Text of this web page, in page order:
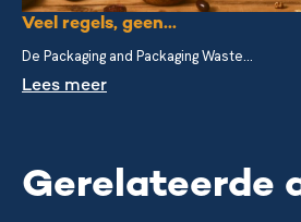
Veel regels, geen...
De Packaging and Packaging Waste...
Lees meer
Gerelateerde